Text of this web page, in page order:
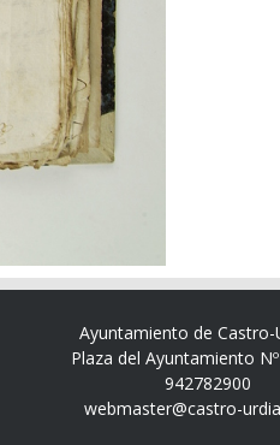
Ayuntamiento de Castro-
Plaza del Ayuntamiento
942782900
webmaster@castro-